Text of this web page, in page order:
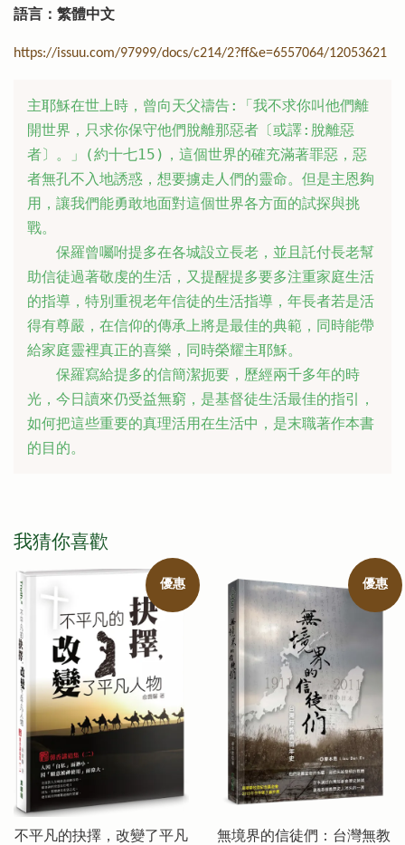
語言：繁體中文
https://issuu.com/97999/docs/c214/2?ff&e=6557064/12053621
主耶穌在世上時，曾向天父禱告:「我不求你叫他們離
開世界，只求你保守他們脫離那惡者〔或譯:脫離惡
者〕。」(約十七15)，這個世界的確充滿著罪惡，惡
者無孔不入地誘惑，想要擄走人們的靈命。但是主恩夠
用，讓我們能勇敢地面對這個世界各方面的試探與挑
戰。
保羅曾囑咐提多在各城設立長老，並且託付長老幫
助信徒過著敬虔的生活，又提醒提多要多注重家庭生活
的指導，特別重視老年信徒的生活指導，年長者若是活
得有尊嚴，在信仰的傳承上將是最佳的典範，同時能帶
給家庭靈裡真正的喜樂，同時榮耀主耶穌。
保羅寫給提多的信簡潔扼要，歷經兩千多年的時
光，今日讀來仍受益無窮，是基督徒生活最佳的指引，
如何把這些重要的真理活用在生活中，是末職著作本書
的目的。
我猜你喜歡
優惠
不平凡的抉擇，改變了平凡
優惠
無境界的信徒們：台灣無教